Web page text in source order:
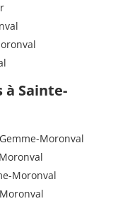
Sainte-
Moronval
Moronval